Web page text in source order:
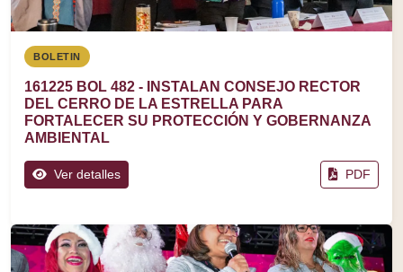
BOLETIN
161225 BOL 482 - INSTALAN CONSEJO RECTOR
DEL CERRO DE LA ESTRELLA PARA
FORTALECER SU PROTECCIÓN Y GOBERNANZA
AMBIENTAL
Ver detalles PDF